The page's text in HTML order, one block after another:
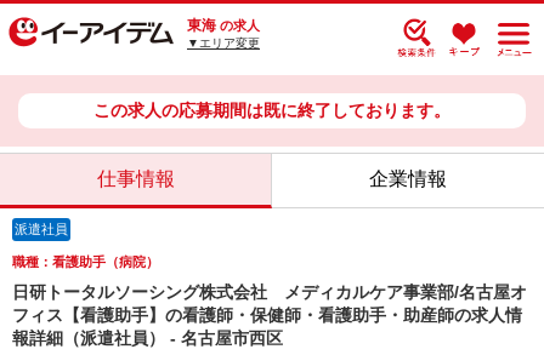
東海 の求人
▼エリア変更
この求人の応募期間は既に終了しております。
仕事情報 企業情報
派遣社員
職種：看護助手（病院）
日研トータルソーシング株式会社 メディカルケア事業部/名古屋オ
フィス【看護助手】の看護師・保健師・看護助手・助産師の求人情
報詳細（派遣社員） - 名古屋市西区